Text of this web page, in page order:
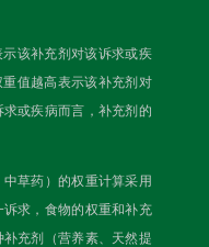
该补充剂对该诉求或疾
值越高表示该补充剂对
或疾病而言，补充剂的
草药）的权重计算采用
求，食物的权重和补充
充剂（营养素、天然提